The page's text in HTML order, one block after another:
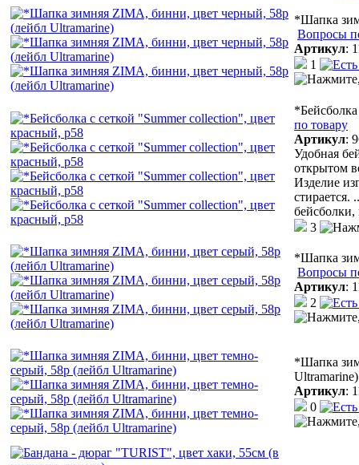
*Шапка
Вопросы
Артикул:
1
по товару
Артикул:
Удобная
открытом
Изделие
стирается.
3
*Шапка
Вопросы
Артикул:
2
*Шапка
Ultramarine)
Артикул:
0